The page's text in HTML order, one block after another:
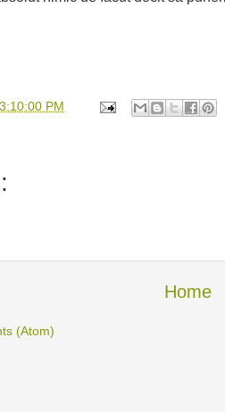
3:10:00 PM
Home
(Atom)